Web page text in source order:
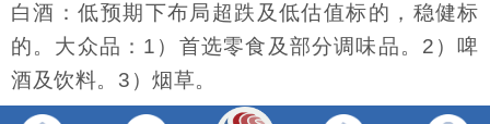
白酒：低预期下布局超跌及低估值标的，稳健标
的。大众品：1）首选零食及部分调味品。2）啤
酒及饮料。3）烟草。